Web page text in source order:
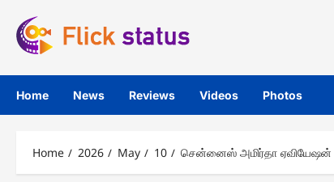
content
Home News Reviews Videos Photos
Home 2026 May 10 சென்னைஸ் அமிர்தா ஏவியேஷன்